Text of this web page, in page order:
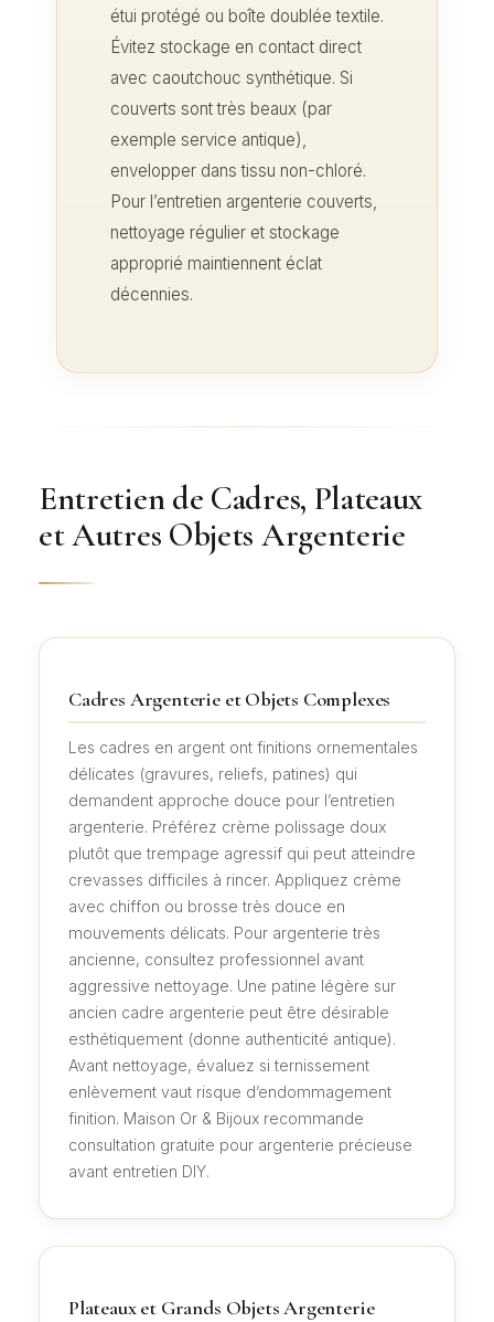
étui protégé ou boîte doublée textile.
Évitez stockage en contact direct
avec caoutchouc synthétique. Si
couverts sont très beaux (par
exemple service antique),
envelopper dans tissu non-chloré.
Pour l’entretien argenterie couverts,
nettoyage régulier et stockage
approprié maintiennent éclat
décennies.
Entretien de Cadres, Plateaux
et Autres Objets Argenterie
Cadres Argenterie et Objets Complexes
Les cadres en argent ont finitions ornementales
délicates (gravures, reliefs, patines) qui
demandent approche douce pour l’entretien
argenterie. Préférez crème polissage doux
plutôt que trempage agressif qui peut atteindre
crevasses difficiles à rincer. Appliquez crème
avec chiffon ou brosse très douce en
mouvements délicats. Pour argenterie très
ancienne, consultez professionnel avant
aggressive nettoyage. Une patine légère sur
ancien cadre argenterie peut être désirable
esthétiquement (donne authenticité antique).
Avant nettoyage, évaluez si ternissement
enlèvement vaut risque d’endommagement
finition. Maison Or & Bijoux recommande
consultation gratuite pour argenterie précieuse
avant entretien DIY.
Plateaux et Grands Objets Argenterie